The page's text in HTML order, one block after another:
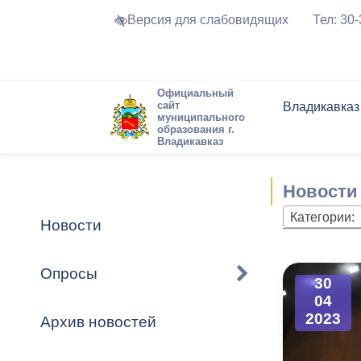
Версия для слабовидящих Тел:
Официальный
сайт
муниципального
образования г.
Владикавказ
Владикавказ
Устав города
Города-
городского
Торги и
Формы
Обратная
Комиссии
График
Новостная
Актуально
Новости
Опросы
Архив новостей
Новости
Категории:
30
04
2023